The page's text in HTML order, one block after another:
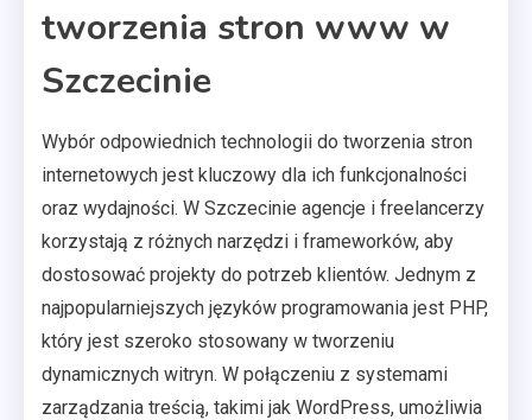
tworzenia stron www w
Szczecinie
Wybór odpowiednich technologii do tworzenia stron
internetowych jest kluczowy dla ich funkcjonalności
oraz wydajności. W Szczecinie agencje i freelancerzy
korzystają z różnych narzędzi i frameworków, aby
dostosować projekty do potrzeb klientów. Jednym z
najpopularniejszych języków programowania jest PHP,
który jest szeroko stosowany w tworzeniu
dynamicznych witryn. W połączeniu z systemami
zarządzania treścią, takimi jak WordPress, umożliwia